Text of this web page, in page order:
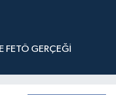
FETÖ GERÇEĞİ